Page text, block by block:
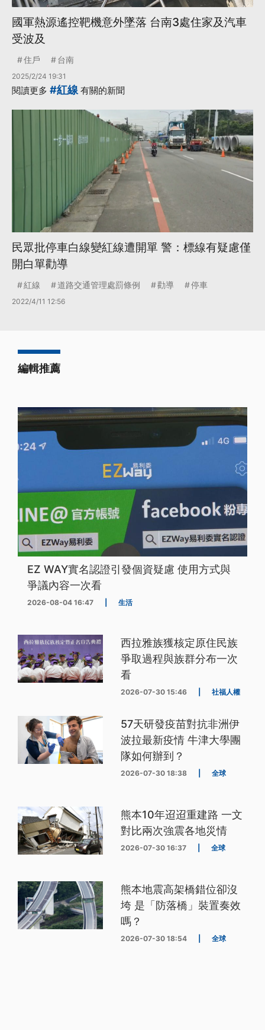
國軍熱源遙控靶機意外墜落 台南3處住家及汽車
受波及
住戶 台南
2025/2/24 19:31
閱讀更多 #紅線 有關的新聞
民眾批停車白線變紅線遭開單 警：標線有疑慮僅
開白單勸導
紅線 道路交通管理處罰條例 勸導 停車
2022/4/11 12:56
編輯推薦
EZ WAY實名認證引發個資疑慮 使用方式與
爭議內容一次看
2026-08-04 16:47 生活
西拉雅族獲核定原住民族
爭取過程與族群分布一次
看
2026-07-30 15:46 社福人權
57天研發疫苗對抗非洲伊
波拉最新疫情 牛津大學團
隊如何辦到？
2026-07-30 18:38 全球
熊本10年迢迢重建路 一文
對比兩次強震各地災情
2026-07-30 16:37 全球
熊本地震高架橋錯位卻沒
垮 是「防落橋」裝置奏效
嗎？
2026-07-30 18:54 全球